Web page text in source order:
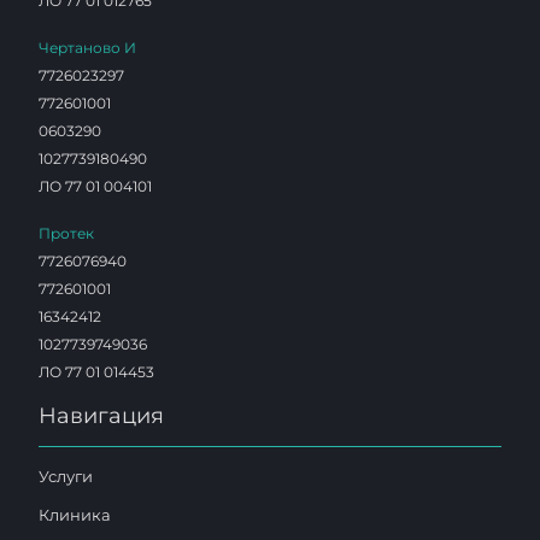
Чертаново И
7726023297
772601001
0603290
1027739180490
ЛО 77 01 004101
Протек
7726076940
772601001
16342412
1027739749036
ЛО 77 01 014453
Навигация
Услуги
Клиника